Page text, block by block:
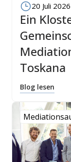
20 Juli 2026
Ein
Toskana
Blog lesen